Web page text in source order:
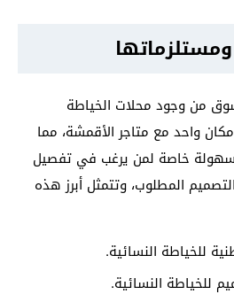
من وجود محلات الخياطة
واحد مع متاجر الأقمشة، مما
سهولة خاصة لمن يرغب في تفصيل
المطلوب، وتتمثل أبرز هذه
للخياطة النسائية.
النسائية.